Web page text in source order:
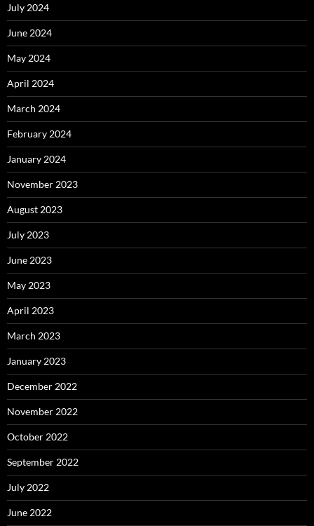
July 2024
June 2024
May 2024
April 2024
March 2024
February 2024
January 2024
November 2023
August 2023
July 2023
June 2023
May 2023
April 2023
March 2023
January 2023
December 2022
November 2022
October 2022
September 2022
July 2022
June 2022